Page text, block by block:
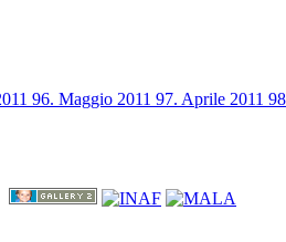
96. Maggio 2011 97. Aprile 2011